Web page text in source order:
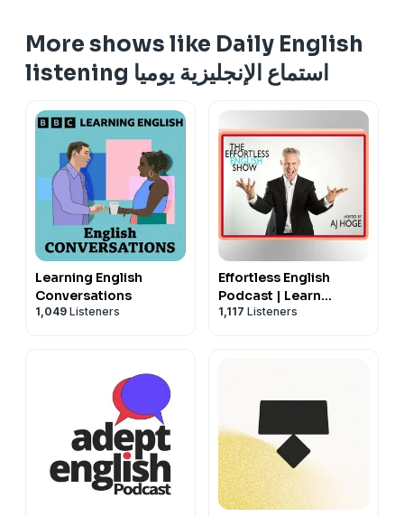
More shows like Daily English
listening ‏استماع الإنجليزية يوميا
Learning English
Conversations
1,049 Listeners
Effortless English
Podcast | Learn
English with AJ Hoge
1,117 Listeners